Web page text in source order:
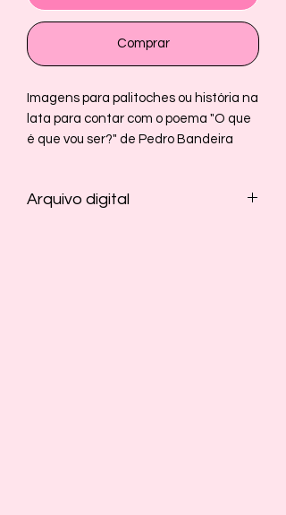
Comprar
Imagens para palitoches ou história na
lata para contar com o poema "O que
é que vou ser?" de Pedro Bandeira
Arquivo digital